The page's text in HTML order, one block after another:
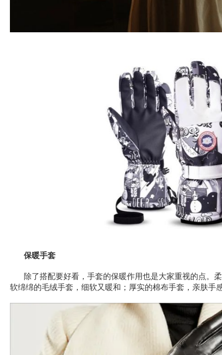
保暖手套
除了搭配要好看，手套的保暖作用也是大家重视的点。
软绵绵的毛绒手套，细软又暖和；厚实的棉布手套，亲肤手